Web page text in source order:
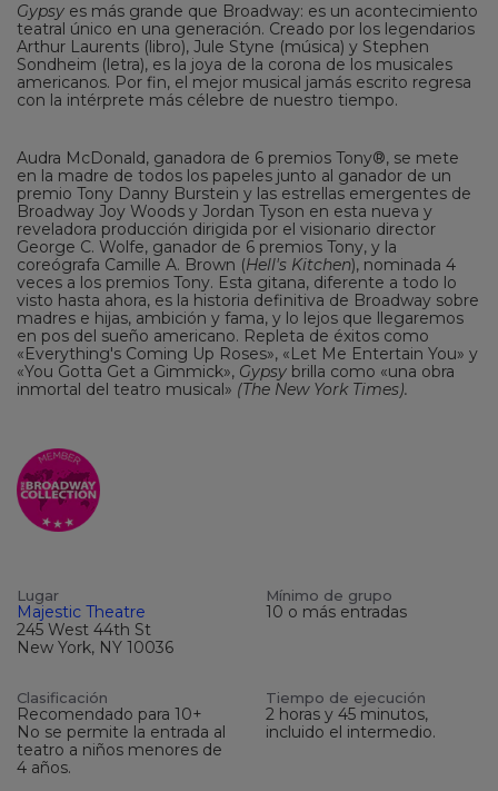
Gypsy es más grande que Broadway: es un acontecimiento
teatral único en una generación. Creado por los legendarios
Arthur Laurents (libro), Jule Styne (música) y Stephen
Sondheim (letra), es la joya de la corona de los musicales
americanos. Por fin, el mejor musical jamás escrito regresa
con la intérprete más célebre de nuestro tiempo.
Audra McDonald, ganadora de 6 premios Tony®, se mete
en la madre de todos los papeles junto al ganador de un
premio Tony Danny Burstein y las estrellas emergentes de
Broadway Joy Woods y Jordan Tyson en esta nueva y
reveladora producción dirigida por el visionario director
George C. Wolfe, ganador de 6 premios Tony, y la
coreógrafa Camille A. Brown (Hell's Kitchen), nominada 4
veces a los premios Tony. Esta gitana, diferente a todo lo
visto hasta ahora, es la historia definitiva de Broadway sobre
madres e hijas, ambición y fama, y lo lejos que llegaremos
en pos del sueño americano. Repleta de éxitos como
«Everything's Coming Up Roses», «Let Me Entertain You» y
«You Gotta Get a Gimmick», Gypsy brilla como «una obra
inmortal del teatro musical» (The New York Times).
Lugar
Majestic Theatre
245 West 44th St
New York, NY 10036
Mínimo de grupo
10 o más entradas
Clasificación
Recomendado para 10+
No se permite la entrada al
teatro a niños menores de
4 años.
Tiempo de ejecución
2 horas y 45 minutos,
incluido el intermedio.